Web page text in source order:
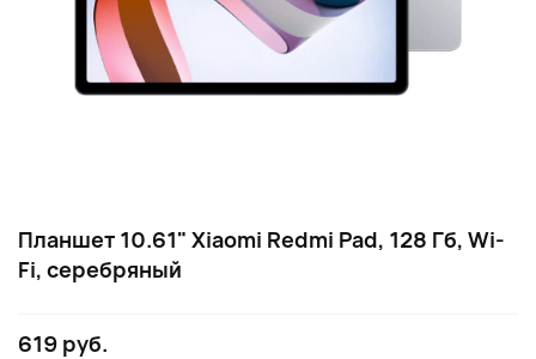
Планшет 10.61" Xiaomi Redmi Pad, 128 Гб, Wi-
Fi, серебряный
619 руб.